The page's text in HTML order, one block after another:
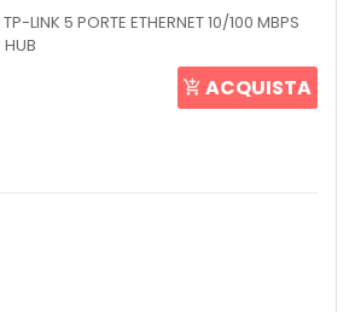
LINK 5 PORTE ETHERNET 10/100 MBPS
ACQUISTA